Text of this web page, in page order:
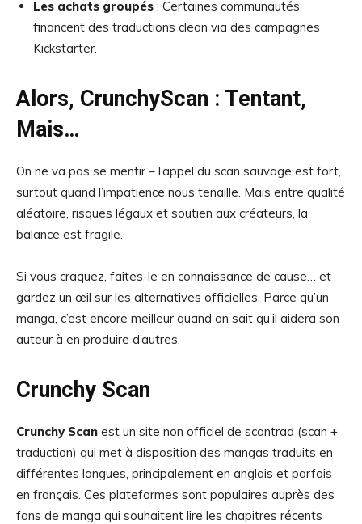
Les achats groupés : Certaines communautés
financent des traductions clean via des campagnes
Kickstarter.
Alors, CrunchyScan : Tentant,
Mais…
On ne va pas se mentir – l’appel du scan sauvage est fort,
surtout quand l’impatience nous tenaille. Mais entre qualité
aléatoire, risques légaux et soutien aux créateurs, la
balance est fragile.
Si vous craquez, faites-le en connaissance de cause… et
gardez un œil sur les alternatives officielles. Parce qu’un
manga, c’est encore meilleur quand on sait qu’il aidera son
auteur à en produire d’autres.
Crunchy Scan
Crunchy Scan est un site non officiel de scantrad (scan +
traduction) qui met à disposition des mangas traduits en
différentes langues, principalement en anglais et parfois
en français. Ces plateformes sont populaires auprès des
fans de manga qui souhaitent lire les chapitres récents